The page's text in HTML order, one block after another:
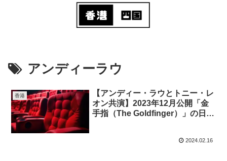
アンディーラウ
香港
【アンディー・ラウとトニー・レ
オン共演】2023年12月公開「金
手指（The Goldfinger）」の日本
2024.02.16